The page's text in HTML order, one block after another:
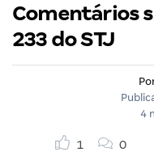
Comentários
233 do STJ
4
1 0